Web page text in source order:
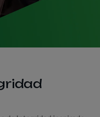
to the next section